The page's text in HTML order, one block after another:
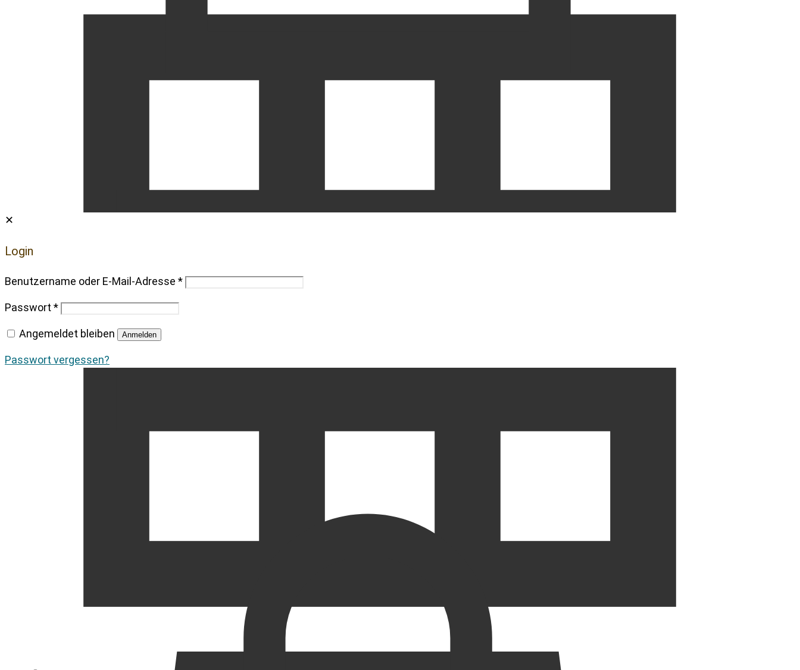
✕
Login
Benutzername oder E-Mail-Adresse *
Passwort*
Angemeldet bleiben Anmelden
Passwort vergessen?